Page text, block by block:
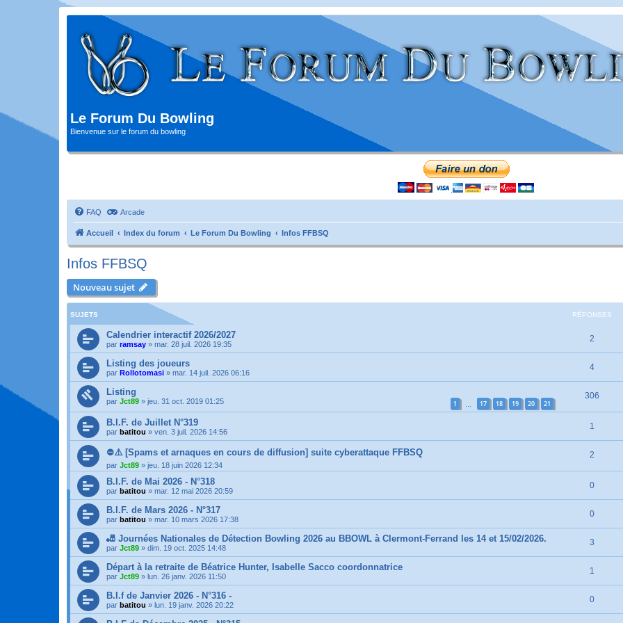
Le Forum Du Bowling
Bienvenue sur le forum du bowling
FAQ Arcade
Accueil Index du forum Le Forum Du Bowling Infos FFBSQ
Infos FFBSQ
Nouveau sujet
SUJETS RÉPONSES
Calendrier interactif 2026/2027
par ramsay » mar. 28 juil. 2026 19:35
2
Listing des joueurs
par Rollotomasi » mar. 14 juil. 2026 06:16
4
Listing
par Jct89 » jeu. 31 oct. 2019 01:25 1 17 18 19 20 21
306
B.I.F. de Juillet N°319
par batitou » ven. 3 juil. 2026 14:56
1
⛔️⚠️ [Spams et arnaques en cours de diffusion] suite cyberattaque FFBSQ
par Jct89 » jeu. 18 juin 2026 12:34
2
B.I.F. de Mai 2026 - N°318
par batitou » mar. 12 mai 2026 20:59
0
B.I.F. de Mars 2026 - N°317
par batitou » mar. 10 mars 2026 17:38
0
🎳 Journées Nationales de Détection Bowling 2026 au BBOWL à Clermont-Ferrand les 14 et 15/02/2026.
par Jct89 » dim. 19 oct. 2025 14:48
3
Départ à la retraite de Béatrice Hunter, Isabelle Sacco coordonnatrice
par Jct89 » lun. 26 janv. 2026 11:50
1
B.I.f de Janvier 2026 - N°316 -
par batitou » lun. 19 janv. 2026 20:22
0